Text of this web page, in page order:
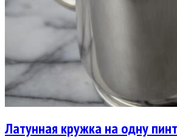
Латунная кружка на одну